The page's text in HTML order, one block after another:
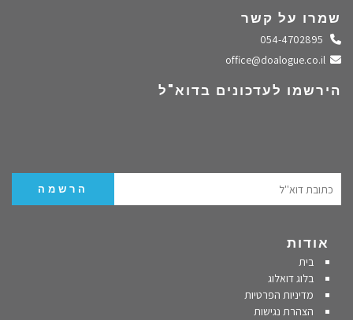
שמרו על קשר
התקשרו אלינו
שלחו מייל
הירשמו לעדכונים בדוא"ל
אודות
בית
בלוג דואלוג
מדיניות הפרטיות
הצהרת נגישות